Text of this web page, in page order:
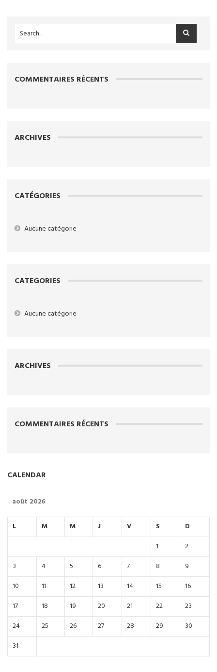
COMMENTAIRES RÉCENTS
ARCHIVES
CATÉGORIES
Aucune catégorie
CATEGORIES
Aucune catégorie
ARCHIVES
COMMENTAIRES RÉCENTS
CALENDAR
août 2026
L M M J V S
D
1
2
3
4 5 6 7 8
9
10
11 12 13 14 15
16
17
18 19 20 21 22
23
24
25 26 27 28 29
30
31